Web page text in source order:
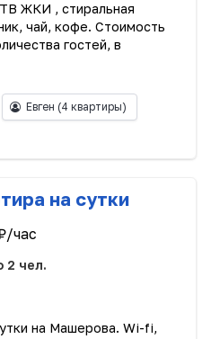
ЖКИ , стиральная
чай, кофе. Стоимость
гостей, в
Евген (4 квартиры)
на сутки
час
2 чел.
на Машерова. Wi-fi,